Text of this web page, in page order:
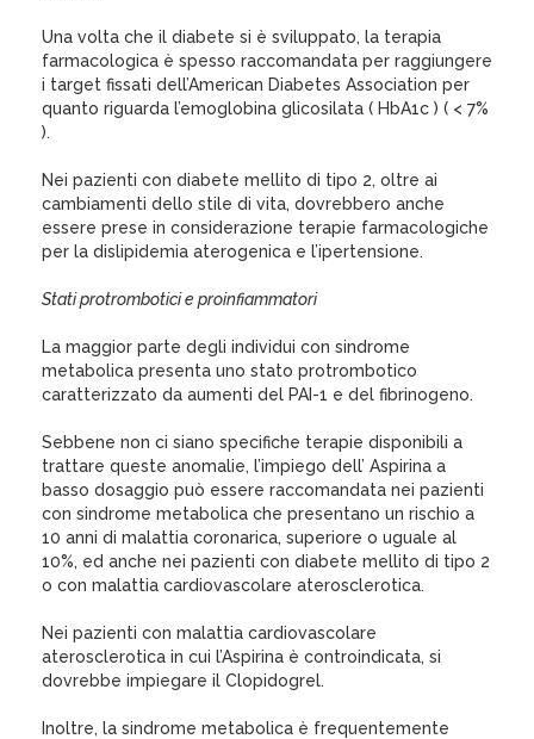
Una volta che il diabete si è sviluppato, la terapia
farmacologica è spesso raccomandata per raggiungere
i target fissati dell’American Diabetes Association per
quanto riguarda l’emoglobina glicosilata ( HbA1c ) ( < 7%
).
Nei pazienti con diabete mellito di tipo 2, oltre ai
cambiamenti dello stile di vita, dovrebbero anche
essere prese in considerazione terapie farmacologiche
per la dislipidemia aterogenica e l’ipertensione.
Stati protrombotici e proinfiammatori
La maggior parte degli individui con sindrome
metabolica presenta uno stato protrombotico
caratterizzato da aumenti del PAI-1 e del fibrinogeno.
Sebbene non ci siano specifiche terapie disponibili a
trattare queste anomalie, l’impiego dell’ Aspirina a
basso dosaggio può essere raccomandata nei pazienti
con sindrome metabolica che presentano un rischio a
10 anni di malattia coronarica, superiore o uguale al
10%, ed anche nei pazienti con diabete mellito di tipo 2
o con malattia cardiovascolare aterosclerotica.
Nei pazienti con malattia cardiovascolare
aterosclerotica in cui l’Aspirina è controindicata, si
dovrebbe impiegare il Clopidogrel.
Inoltre, la sindrome metabolica è frequentemente